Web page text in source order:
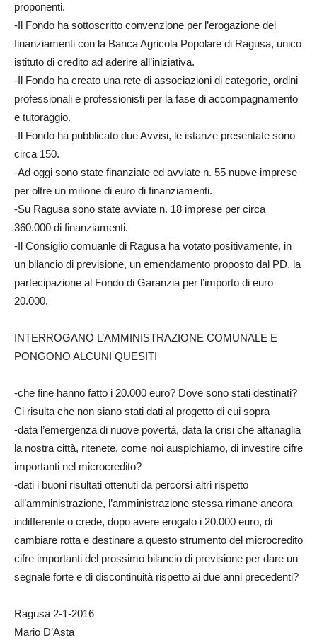
proponenti.
-Il Fondo ha sottoscritto convenzione per l’erogazione dei
finanziamenti con la Banca Agricola Popolare di Ragusa, unico
istituto di credito ad aderire all’iniziativa.
-Il Fondo ha creato una rete di associazioni di categorie, ordini
professionali e professionisti per la fase di accompagnamento
e tutoraggio.
-Il Fondo ha pubblicato due Avvisi, le istanze presentate sono
circa 150.
-Ad oggi sono state finanziate ed avviate n. 55 nuove imprese
per oltre un milione di euro di finanziamenti.
-Su Ragusa sono state avviate n. 18 imprese per circa
360.000 di finanziamenti.
-Il Consiglio comuanle di Ragusa ha votato positivamente, in
un bilancio di previsione, un emendamento proposto dal PD, la
partecipazione al Fondo di Garanzia per l’importo di euro
20.000.
INTERROGANO L’AMMINISTRAZIONE COMUNALE E
PONGONO ALCUNI QUESITI
-che fine hanno fatto i 20.000 euro? Dove sono stati destinati?
Ci risulta che non siano stati dati al progetto di cui sopra
-data l’emergenza di nuove povertà, data la crisi che attanaglia
la nostra città, ritenete, come noi auspichiamo, di investire cifre
importanti nel microcredito?
-dati i buoni risultati ottenuti da percorsi altri rispetto
all’amministrazione, l’amministrazione stessa rimane ancora
indifferente o crede, dopo avere erogato i 20.000 euro, di
cambiare rotta e destinare a questo strumento del microcredito
cifre importanti del prossimo bilancio di previsione per dare un
segnale forte e di discontinuità rispetto ai due anni precedenti?
Ragusa 2-1-2016
Mario D’Asta